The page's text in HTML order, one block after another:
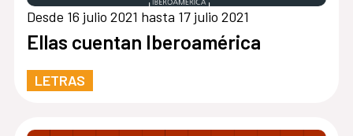
Desde 16 julio 2021 hasta 17 julio 2021
Ellas cuentan Iberoamérica
LETRAS